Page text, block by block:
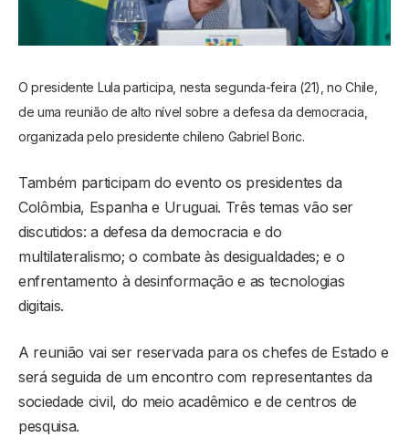
O presidente Lula participa, nesta segunda-feira (21), no Chile,
de uma reunião de alto nível sobre a defesa da democracia,
organizada pelo presidente chileno Gabriel Boric.
Também participam do evento os presidentes da
Colômbia, Espanha e Uruguai. Três temas vão ser
discutidos: a defesa da democracia e do
multilateralismo; o combate às desigualdades; e o
enfrentamento à desinformação e as tecnologias
digitais.
A reunião vai ser reservada para os chefes de Estado e
será seguida de um encontro com representantes da
sociedade civil, do meio acadêmico e de centros de
pesquisa.